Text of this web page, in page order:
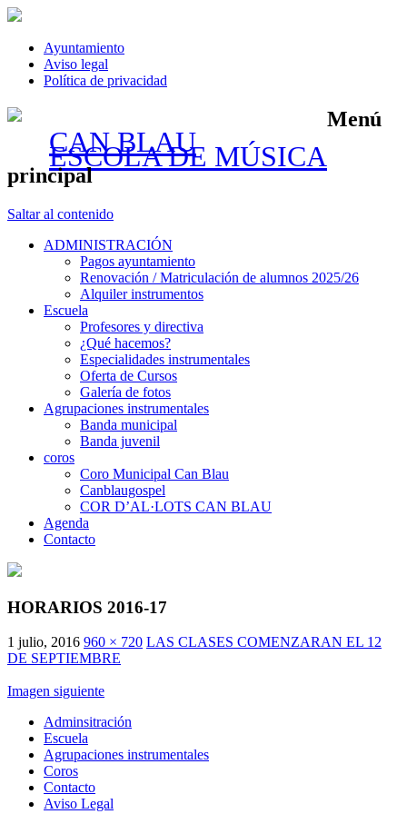
Ayuntamiento
Aviso legal
Política de privacidad
CAN BLAU
ESCOLA DE MÚSICA
Menú
principal
Saltar al contenido
ADMINISTRACIÓN
Pagos ayuntamiento
Renovación / Matriculación de alumnos 2025/26
Alquiler instrumentos
Escuela
Profesores y directiva
¿Qué hacemos?
Especialidades instrumentales
Oferta de Cursos
Galería de fotos
Agrupaciones instrumentales
Banda municipal
Banda juvenil
coros
Coro Municipal Can Blau
Canblaugospel
COR D’AL·LOTS CAN BLAU
Agenda
Contacto
HORARIOS 2016-17
1 julio, 2016 960 × 720 LAS CLASES COMENZARAN EL 12
DE SEPTIEMBRE
Imagen siguiente
Adminsitración
Escuela
Agrupaciones instrumentales
Coros
Contacto
Aviso Legal